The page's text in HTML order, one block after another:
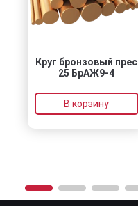
Круг бронзовый прес
25 БрАЖ9-4
В корзину